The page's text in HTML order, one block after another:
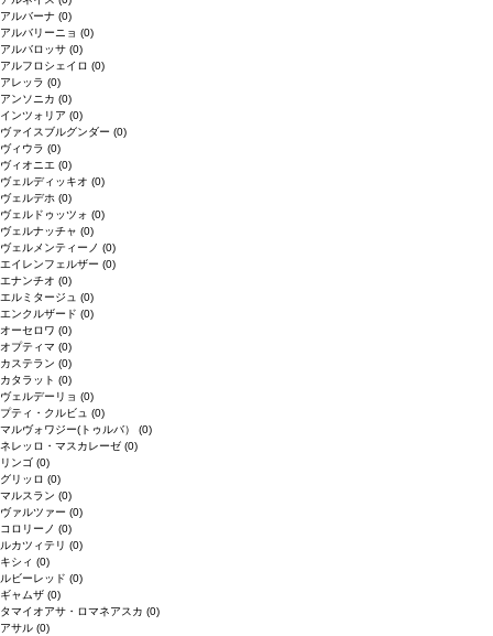
アルバーナ (0)
アルバリーニョ (0)
アルバロッサ (0)
アルフロシェイロ (0)
アレッラ (0)
アンソニカ (0)
インツォリア (0)
ヴァイスブルグンダー (0)
ヴィウラ (0)
ヴィオニエ (0)
ヴェルディッキオ (0)
ヴェルデホ (0)
ヴェルドゥッツォ (0)
ヴェルナッチャ (0)
ヴェルメンティーノ (0)
エイレンフェルザー (0)
エナンチオ (0)
エルミタージュ (0)
エンクルザード (0)
オーセロワ (0)
オプティマ (0)
カステラン (0)
カタラット (0)
ヴェルデーリョ (0)
プティ・クルビュ (0)
マルヴォワジー(トゥルバ） (0)
ネレッロ・マスカレーゼ (0)
リンゴ (0)
グリッロ (0)
マルスラン (0)
ヴァルツァー (0)
コロリーノ (0)
ルカツィテリ (0)
キシィ (0)
ルビーレッド (0)
ギャムザ (0)
タマイオアサ・ロマネアスカ (0)
アサル (0)